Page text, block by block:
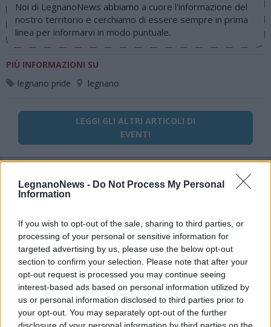
LegnanoNews - Do Not Process My Personal
Information
If you wish to opt-out of the sale, sharing to third parties, or
processing of your personal or sensitive information for
targeted advertising by us, please use the below opt-out
section to confirm your selection. Please note that after your
opt-out request is processed you may continue seeing
interest-based ads based on personal information utilized by
us or personal information disclosed to third parties prior to
your opt-out. You may separately opt-out of the further
Noi di LegnanoNews abbiamo a cuore l'informazione del
nostro territorio e cerchiamo di essere sempre in prima
linea per informarvi in modo puntuale.
PIÙ INFORMAZIONI SU
legnano pride
legnano
LEGGI GLI ALTRI ARTICOLI DI
EVENTI
Il meglio di
Iscriviti alla
newsletter